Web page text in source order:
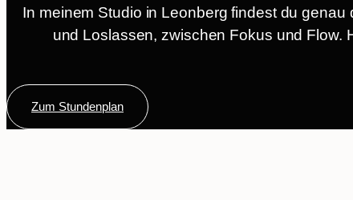
In meinem Studio in Leonberg findest du
und Loslassen, zwischen Fokus und Flow.
Zum Stundenplan